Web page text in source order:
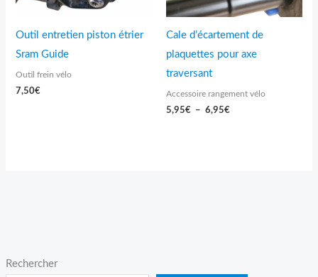
Rechercher
Outil entretien piston étrier
Sram Guide
Outil frein vélo
7,50€
Cale d’écartement de
plaquettes pour axe
traversant
Accessoire rangement vélo
5,95€ – 6,95€